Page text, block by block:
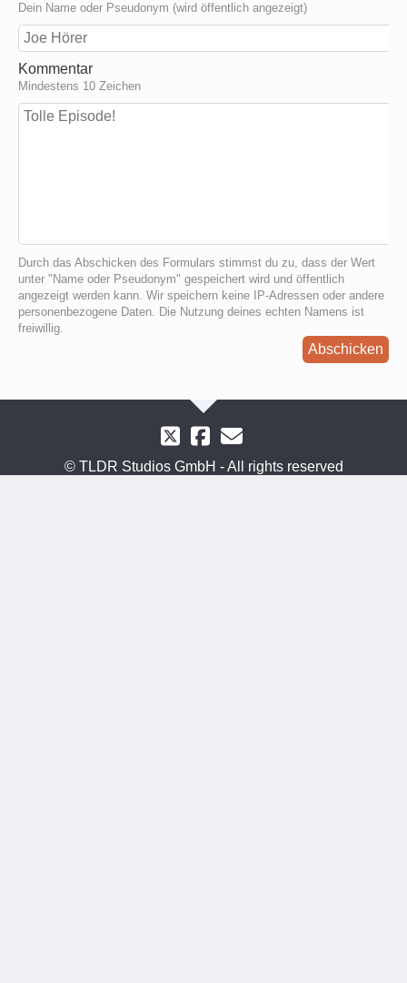
Dein Name oder Pseudonym (wird öffentlich angezeigt)
Kommentar
Mindestens 10 Zeichen
Durch das Abschicken des Formulars stimmst du zu, dass der Wert
unter "Name oder Pseudonym" gespeichert wird und öffentlich
angezeigt werden kann. Wir speichern keine IP-Adressen oder andere
personenbezogene Daten. Die Nutzung deines echten Namens ist
freiwillig.
Abschicken
© TLDR Studios GmbH - All rights reserved